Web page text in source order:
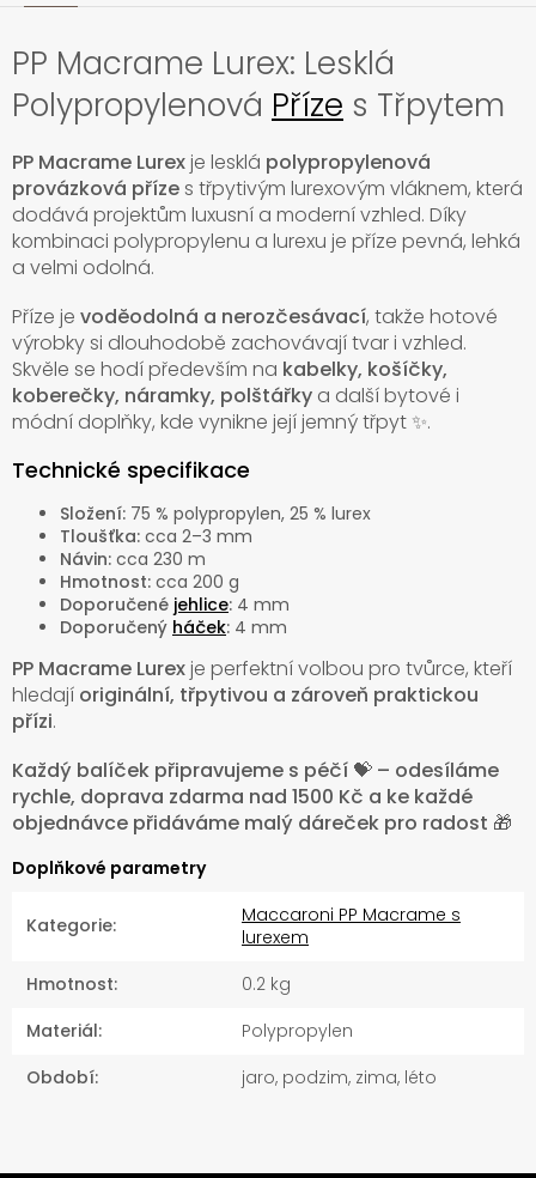
PP Macrame Lurex: Lesklá
Polypropylenová Příze s Třpytem
PP Macrame Lurexje lesklá polypropylenová
provázková přízes třpytivým lurexovým vláknem, která
dodává projektům luxusní a moderní vzhled. Díky
kombinaci polypropylenu a lurexu je příze pevná, lehká
a velmi odolná.
Příze je voděodolná a nerozčesávací, takže hotové
výrobky si dlouhodobě zachovávají tvar i vzhled.
Skvěle se hodí především na kabelky, košíčky,
koberečky, náramky, polštářky a další bytové i
módní doplňky, kde vynikne její jemný třpyt ✨.
Technické specifikace
Složení: 75 % polypropylen, 25 % lurex
Tloušťka: cca 2–3 mm
Návin: cca 230 m
Hmotnost: cca 200 g
Doporučené jehlice: 4 mm
Doporučený háček: 4 mm
PP Macrame Lurexje perfektní volbou pro tvůrce, kteří
hledají originální, třpytivou a zároveň praktickou
přízi.
Každý balíček připravujeme s péčí 💝 – odesíláme
rychle, doprava zdarma nad 1500 Kč a ke každé
objednávce přidáváme malý dáreček pro radost 🎁
Doplňkové parametry
Kategorie:
Maccaroni PP Macrame s
lurexem
Hmotnost:
0.2 kg
Materiál:
Polypropylen
Období: jaro, podzim, zima, léto